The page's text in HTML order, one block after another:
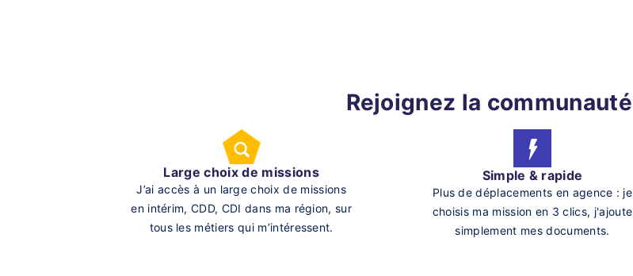
Rejoignez la communauté
Large choix de missions
J’ai accès à un large choix de missions
en intérim, CDD, CDI dans ma région, sur
tous les métiers qui m’intéressent.
Simple & rapide
Plus de déplacements en agence : je
choisis ma mission en 3 clics, j'ajoute
simplement mes documents.